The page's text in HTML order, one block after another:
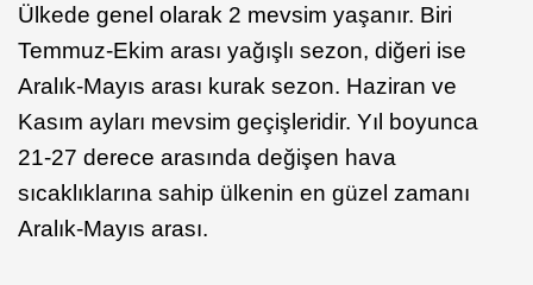
Ülkede genel olarak 2 mevsim yaşanır. Biri
Temmuz-Ekim arası yağışlı sezon, diğeri ise
Aralık-Mayıs arası kurak sezon. Haziran ve
Kasım ayları mevsim geçişleridir. Yıl boyunca
21-27 derece arasında değişen hava
sıcaklıklarına sahip ülkenin en güzel zamanı
Aralık-Mayıs arası.